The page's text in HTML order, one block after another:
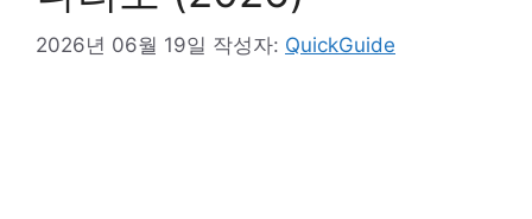
2026년 06월 19일 작성자: QuickGuide